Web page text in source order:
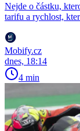
Nejde o částku,
tarifu a rychlost,
Mobify.cz
dnes, 18:14
4 min